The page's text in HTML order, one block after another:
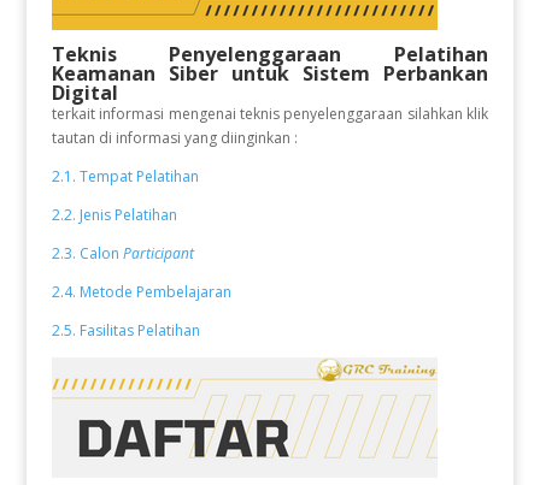
Teknis Penyelenggaraan Pelatihan
Keamanan Siber untuk Sistem Perbankan
Digital
terkait informasi mengenai teknis penyelenggaraan silahkan klik
tautan di informasi yang diinginkan :
2.1. Tempat Pelatihan
2.2. Jenis Pelatihan
2.3. Calon Participant
2.4. Metode Pembelajaran
2.5. Fasilitas Pelatihan